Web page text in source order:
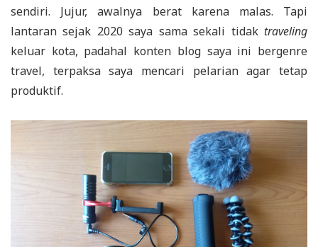
sendiri. Jujur, awalnya berat karena malas. Tapi
lantaran sejak 2020 saya sama sekali tidak traveling
keluar kota, padahal konten blog saya ini bergenre
travel, terpaksa saya mencari pelarian agar tetap
produktif.